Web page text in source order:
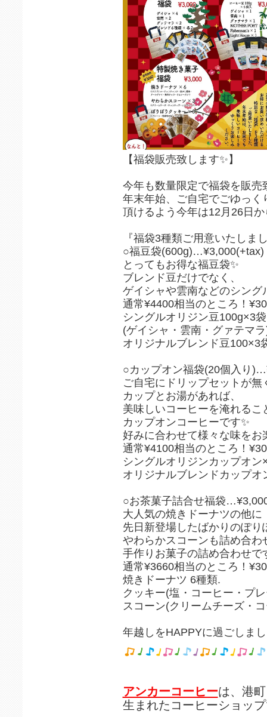
【福袋販売致します✨】
今年も数量限定で福袋を販売
年末年始、ご自宅でごゆっく
頂けるよう今年は12月26日か
『福袋3種類ご用意いたしま
○福豆袋(600g)…¥3,000(+tax)
とってもお得な福豆袋✨
ブレンド豆だけでなく、
ゲイシャや雲南などのシング
通常¥4400相当のところ！
シングルオリジン豆100g×3袋
(ゲイシャ・雲南・グァテマ
オリジナルブレンド豆100×3
○カップオン福袋(20個入り
ご自宅にドリップセットが
カップとお湯があれば、
美味しいコーヒーを淹れるこ
カップオンコーヒーです✨
好みに合わせて様々な味をお
通常¥4100相当のところ！
シングルオリジンカップオン
オリジナルブレンドカップオ
○お茶菓子詰合せ福袋
大人気の焼きドーナツの他に
先日新登場したばかりのぽり
やわらかスコーンも詰め合わ
手作りお菓子の詰め合わせ
通常¥3660相当のところ！
焼きドーナツ 6種類.
クッキー(塩・コーヒー・プ
スコーン(クリームチーズ・
年越しをHAPPYに過ごしま
アンカーコーヒーは、港
生まれたコーヒーショッ